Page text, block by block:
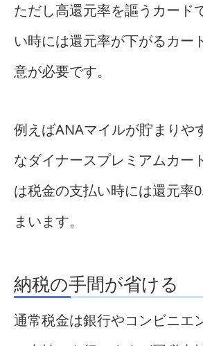
ただし高還元率を謳うカード
い時には還元率が下がるカー
意が必要です。
例えばANAマイルが貯まりや
なダイナースプレミアムカー
は税金の支払い時には還元率
まいます。
納税の手間が省ける
通常税金は銀行やコンビニエ